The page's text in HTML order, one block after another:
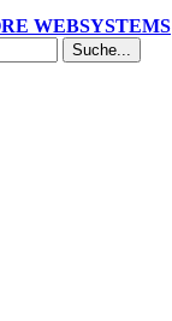
WEBSYSTEMS
Suche...